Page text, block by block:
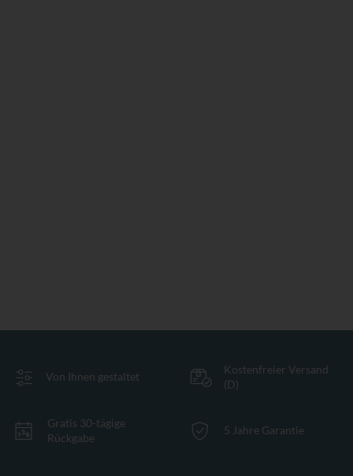
Von Ihnen gestaltet
Kostenfreier Versand
(D)
Gratis 30-tägige
Rückgabe
5 Jahre Garantie